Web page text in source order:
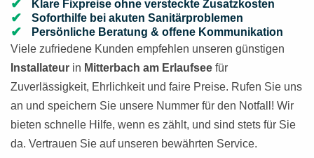
Klare Fixpreise ohne versteckte Zusatzkosten
Soforthilfe bei akuten Sanitärproblemen
Persönliche Beratung & offene Kommunikation
Viele zufriedene Kunden empfehlen unseren günstigen
Installateur in Mitterbach am Erlaufsee für
Zuverlässigkeit, Ehrlichkeit und faire Preise. Rufen Sie uns
an und speichern Sie unsere Nummer für den Notfall! Wir
bieten schnelle Hilfe, wenn es zählt, und sind stets für Sie
da. Vertrauen Sie auf unseren bewährten Service.